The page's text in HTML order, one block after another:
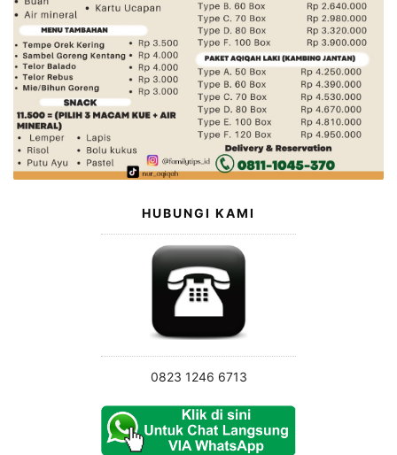
HUBUNGI KAMI
0823 1246 6713